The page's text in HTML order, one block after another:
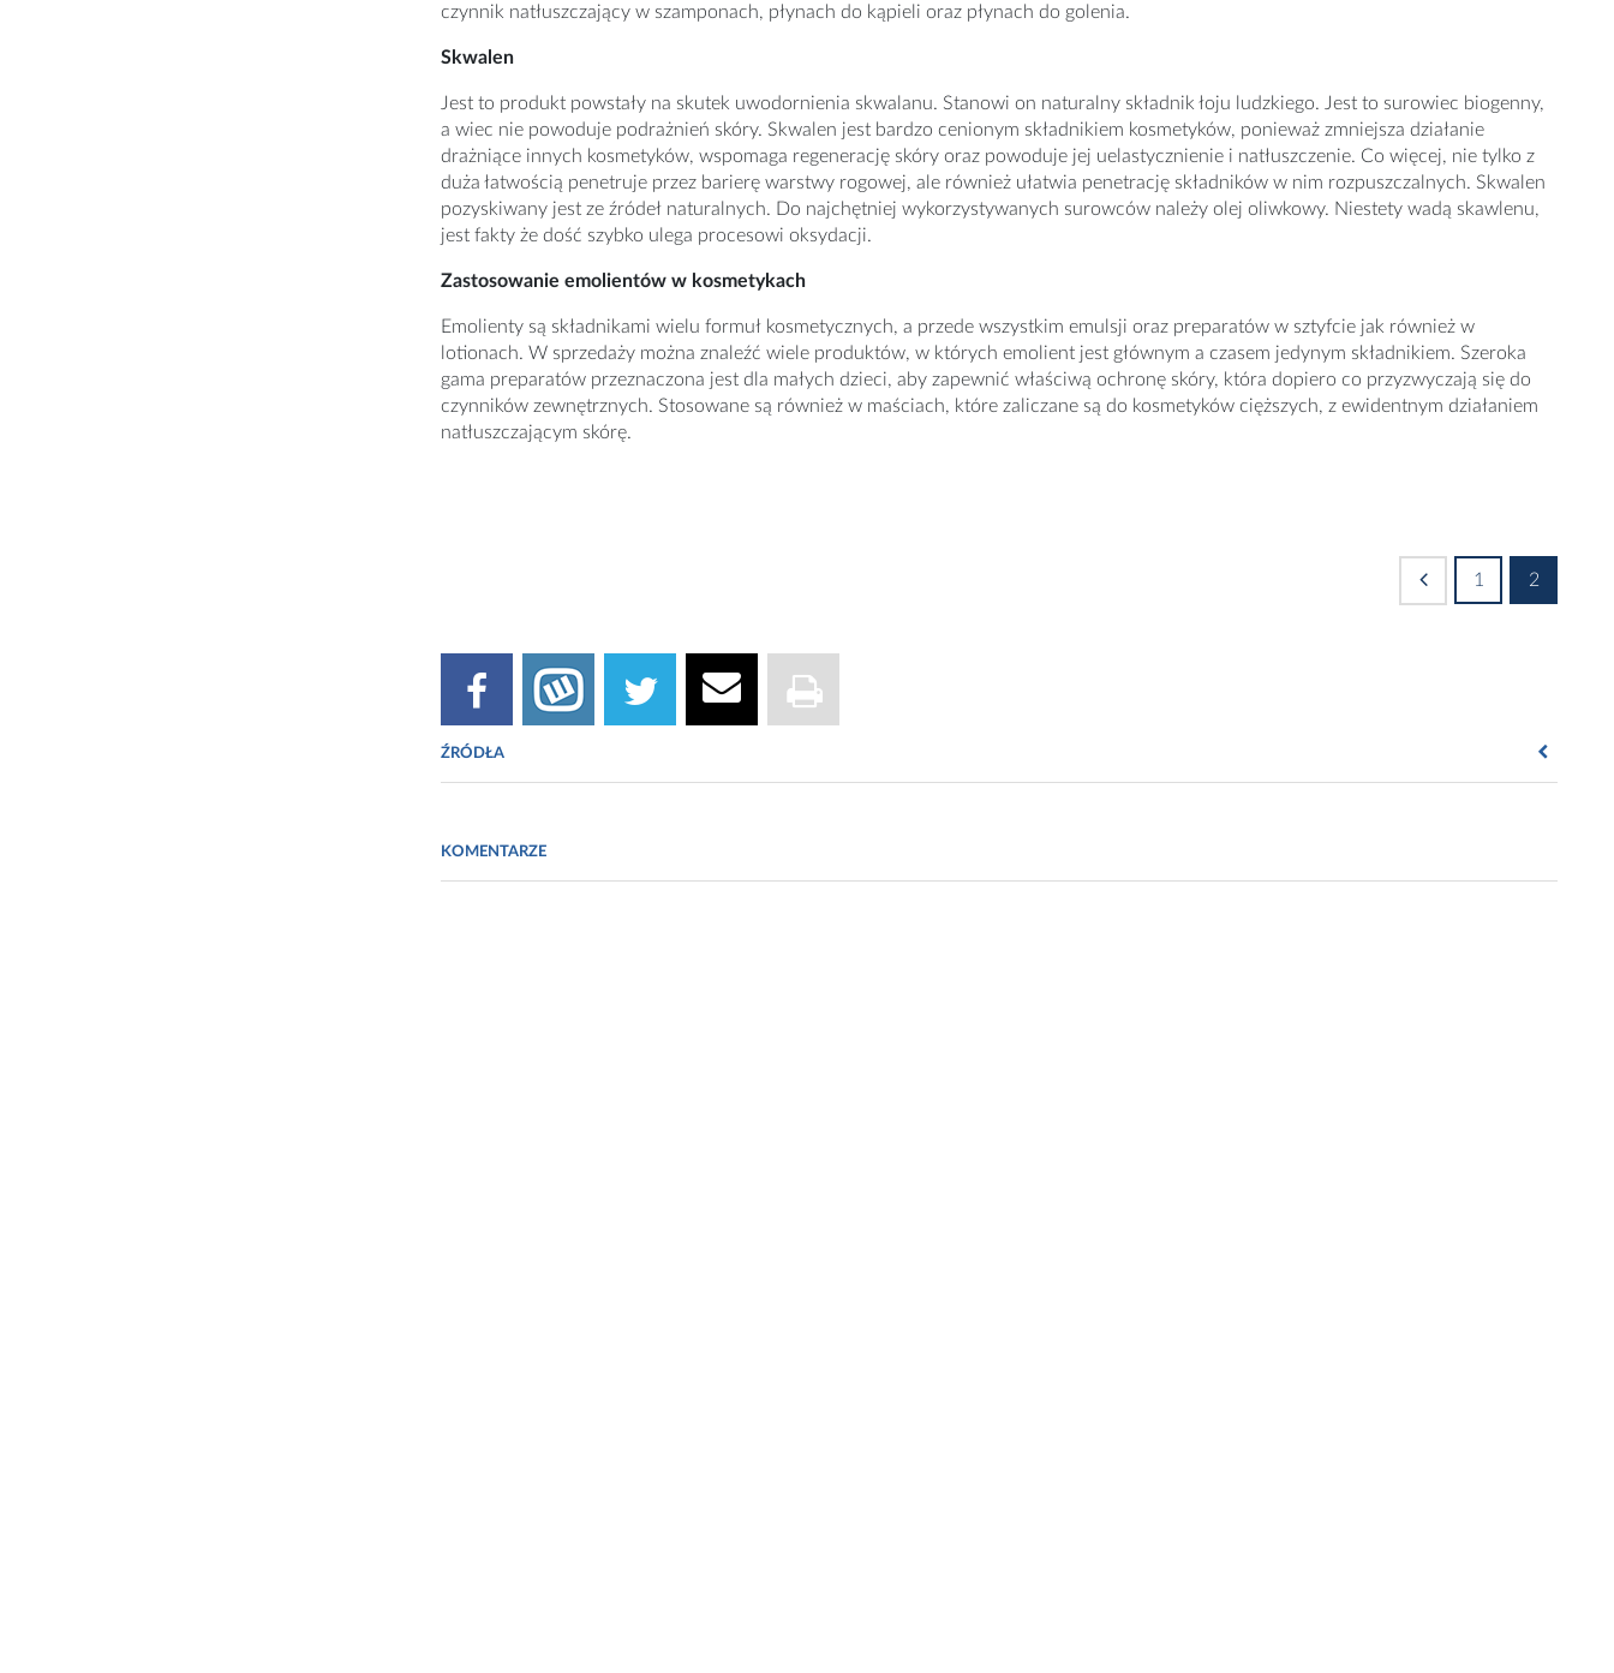
czynnik natłuszczający w szamponach, płynach do kąpieli oraz płynach do golenia.
Skwalen
Jest to produkt powstały na skutek uwodornienia skwalanu. Stanowi on naturalny składnik łoju ludzkiego. Jest to surowiec biogenny,
a wiec nie powoduje podrażnień skóry. Skwalen jest bardzo cenionym składnikiem kosmetyków, ponieważ zmniejsza działanie
drażniące innych kosmetyków, wspomaga regenerację skóry oraz powoduje jej uelastycznienie i natłuszczenie. Co więcej, nie tylko z
duża łatwością penetruje przez barierę warstwy rogowej, ale również ułatwia penetrację składników w nim rozpuszczalnych. Skwalen
pozyskiwany jest ze źródeł naturalnych. Do najchętniej wykorzystywanych surowców należy olej oliwkowy. Niestety wadą skawlenu,
jest fakty że dość szybko ulega procesowi oksydacji.
Zastosowanie emolientów w kosmetykach
Emolienty są składnikami wielu formuł kosmetycznych, a przede wszystkim emulsji oraz preparatów w sztyfcie jak również w
lotionach. W sprzedaży można znaleźć wiele produktów, w których emolient jest głównym a czasem jedynym składnikiem. Szeroka
gama preparatów przeznaczona jest dla małych dzieci, aby zapewnić właściwą ochronę skóry, która dopiero co przyzwyczają się do
czynników zewnętrznych. Stosowane są również w maściach, które zaliczane są do kosmetyków cięższych, z ewidentnym działaniem
natłuszczającym skórę.
1 2
ŹRÓDŁA
Zarys chemii kosmetycznej, Wiesław Malinka, Volumed, Wrocław1999
KOMENTARZE